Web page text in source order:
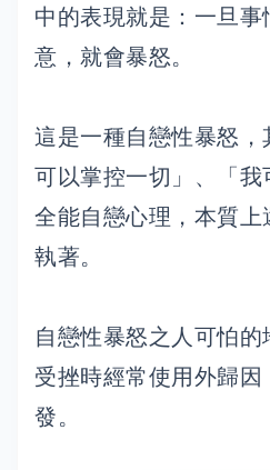
中的表現就是：一旦
意，就會暴怒。
這是一種自戀性暴怒，
可以掌控一切」、「我
全能自戀心理，本質上
執著。
自戀性暴怒之人可怕
受挫時經常使用外歸
發。